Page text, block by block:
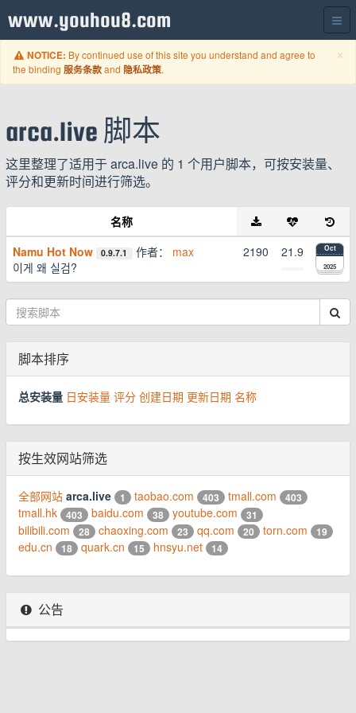
www.youhou8.com
×
NOTICE: By continued use of this site you understand and agree to
the binding 服务条款and 隐私政策.
arca.live 脚本
这里整理了适用于 arca.live 的 1 个用户脚本，可按安装量、
评分和更新时间进行筛选。
名称
Namu Hot Now
0.9.7.1 作者： max
이게 왜 실검?
2190 21.9 Oct
2025
脚本排序
总安装量 日安装量 评分 创建日期 更新日期 名称
按生效网站筛选
全部网站 arca.live 1 taobao.com 403 tmall.com 403
tmall.hk 403 baidu.com 38 youtube.com 31
bilibili.com 28 chaoxing.com 23 qq.com 20 torn.com 19
edu.cn 18 quark.cn 15 hnsyu.net 14
公告